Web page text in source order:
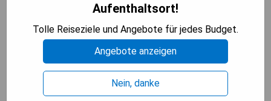
- Garten mit Grillmöglichkeiten
- Familienzimmer
- Leckeres Frühstück
ZUM ANGEBOT
Aufenthaltsort!
Tolle Reiseziele und Angebote für jedes Budget.
Angebote anzeigen
Nein, danke